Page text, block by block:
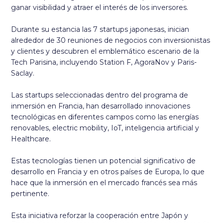
ganar visibilidad y atraer el interés de los inversores.
Durante su estancia las 7 startups japonesas, inician
alrededor de 30 reuniones de negocios con inversionistas
y clientes y descubren el emblemático escenario de la
Tech Parisina, incluyendo Station F, AgoraNov y Paris-
Saclay.
Las startups seleccionadas dentro del programa de
inmersión en Francia, han desarrollado innovaciones
tecnológicas en diferentes campos como las energías
renovables, electric mobility, IoT, inteligencia artificial y
Healthcare.
Estas tecnologías tienen un potencial significativo de
desarrollo en Francia y en otros países de Europa, lo que
hace que la inmersión en el mercado francés sea más
pertinente.
Esta iniciativa reforzar la cooperación entre Japón y